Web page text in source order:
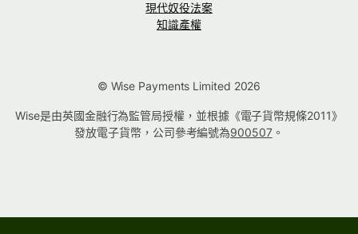
現代奴役法案
知識產權
© Wise Payments Limited 2026
Wise是由英國金融行為監管局授權，並根據《電子貨幣規條2011》
發放電子貨幣，公司參考編號為900507。